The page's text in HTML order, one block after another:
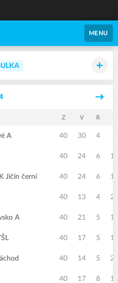
MENU
Z V R
A 40 30 4 6
40 24 6 10
Jičín černí 40 24 6 10
40 13 4 23
A 40 21 5 14
40 17 5 18
40 14 5 21
40 17 8 15